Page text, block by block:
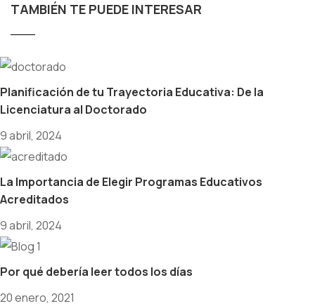
TAMBIÉN TE PUEDE INTERESAR
Planificación de tu Trayectoria Educativa: De la
Licenciatura al Doctorado
9 abril, 2024
La Importancia de Elegir Programas Educativos
Acreditados
9 abril, 2024
Por qué debería leer todos los días
20 enero, 2021